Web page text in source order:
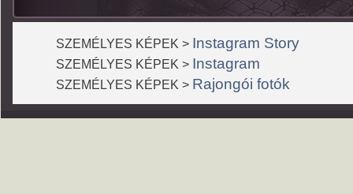
SZEMÉLYES KÉPEK > Instagram Story
SZEMÉLYES KÉPEK > Instagram
SZEMÉLYES KÉPEK > Rajongói fotók